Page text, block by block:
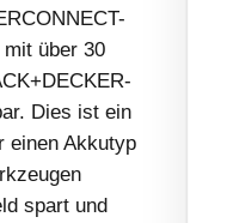
über 30
Dies ist ein
einen Akkutyp
spart und